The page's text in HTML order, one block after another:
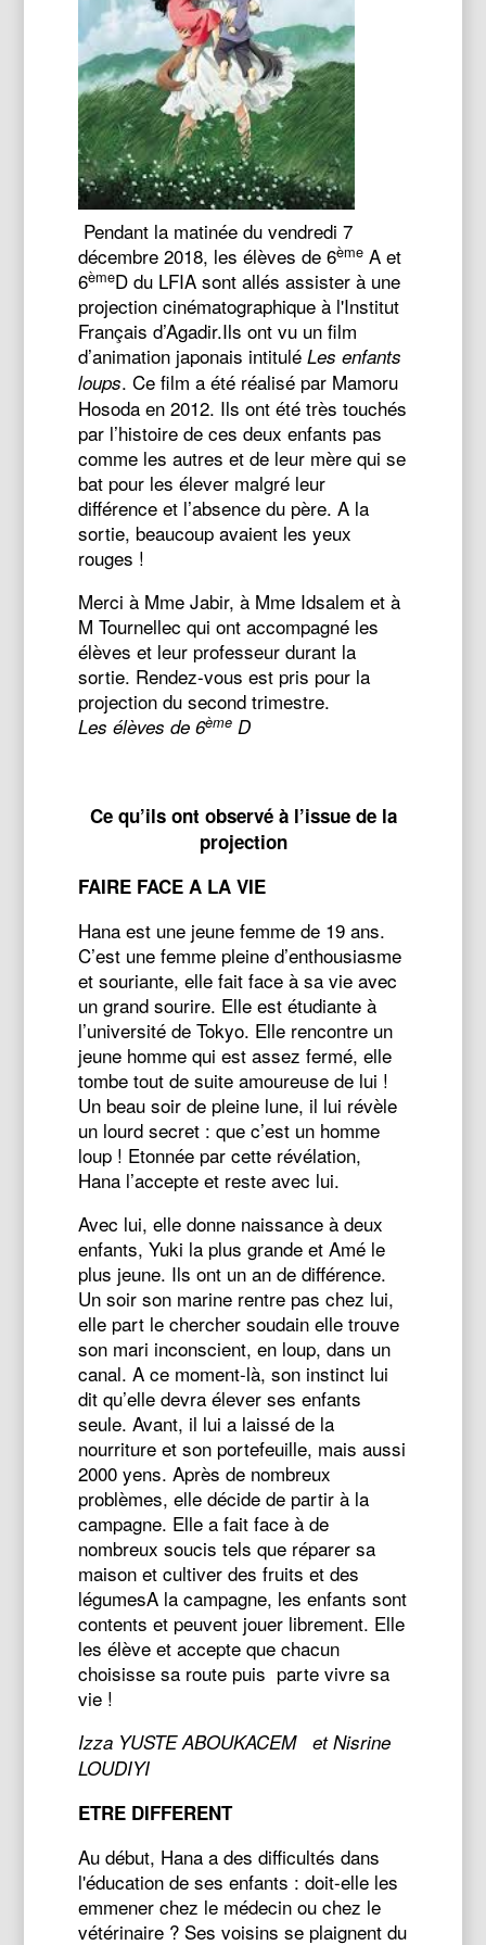
Pendant la matinée du vendredi 7
décembre 2018, les élèves de 6ème A et
6èmeD du LFIA sont allés assister à une
projection cinématographique à l'Institut
Français d’Agadir.Ils ont vu un film
d’animation japonais intituléLes enfants
loups. Ce film a été réalisé par Mamoru
Hosoda en 2012. Ils ont été très touchés
par l’histoire de ces deux enfants pas
comme les autres et de leur mère qui se
bat pour les élever malgré leur
différence et l’absence du père. A la
sortie, beaucoup avaient les yeux
rouges !
Merci à Mme Jabir, à Mme Idsalem et à
M Tournellec qui ont accompagné les
élèves et leur professeur durant la
sortie. Rendez-vous est pris pour la
projection du second trimestre.
Les élèves de 6ème D
Ce qu’ils ont observé à l’issue de la
projection
FAIRE FACE A LA VIE
Hana est une jeune femme de 19 ans.
C’est une femme pleine d’enthousiasme
et souriante, elle fait face à sa vie avec
un grand sourire. Elle est étudiante à
l’université de Tokyo. Elle rencontre un
jeune homme qui est assez fermé, elle
tombe tout de suite amoureuse de lui !
Un beau soir de pleine lune, il lui révèle
un lourd secret : que c’est un homme
loup ! Etonnée par cette révélation,
Hana l’accepte et reste avec lui.
Avec lui, elle donne naissance à deux
enfants, Yuki la plus grande et Amé le
plus jeune. Ils ont un an de différence.
Un soir son marine rentre pas chez lui,
elle part le chercher soudain elle trouve
son mari inconscient, en loup, dans un
canal. A ce moment-là, son instinct lui
dit qu’elle devra élever ses enfants
seule. Avant, il lui a laissé de la
nourriture et son portefeuille, mais aussi
2000 yens. Après de nombreux
problèmes, elle décide de partir à la
campagne. Elle a fait face à de
nombreux soucis tels que réparer sa
maison et cultiver des fruits et des
légumesA la campagne, les enfants sont
contents et peuvent jouer librement. Elle
les élève et accepte que chacun
choisisse sa route puis parte vivre sa
vie !
Izza YUSTE ABOUKACEM et Nisrine
LOUDIYI
ETRE DIFFERENT
Au début, Hana a des difficultés dans
l'éducation de ses enfants : doit-elle les
emmener chez le médecin ou chez le
vétérinaire ? Ses voisins se plaignent du